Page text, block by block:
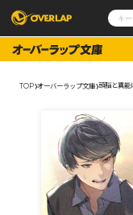
コミックガルド
コミッククリエ
その他
コミックエッセイ
ポケットモンスター
アニメ
ゲーム
企業
会社概要
採用情報
アクセス
オーバーラップホー
TOP オーバーラップ文庫 頭脳と異能